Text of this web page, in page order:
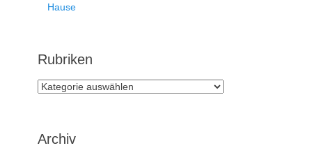
Hause
Rubriken
Rubriken
Archiv